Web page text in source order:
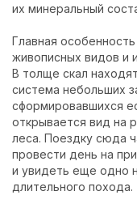
их минеральный
Главная
живописных видов и
В толще скал
система небольших
сформировавшихся
открывается вид на
леса. Поездку сюда
провести день на
и увидеть еще одно
длительного похода.